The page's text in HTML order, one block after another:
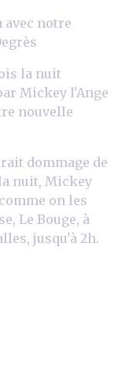
avec notre
la nuit
Mickey l'Ange
nouvelle
dommage de
nuit, Mickey
on les
Le Bouge, à
jusqu'à 2h.